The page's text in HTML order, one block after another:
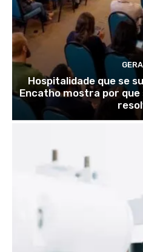
Hospitalidade que se
Encatho mostra por